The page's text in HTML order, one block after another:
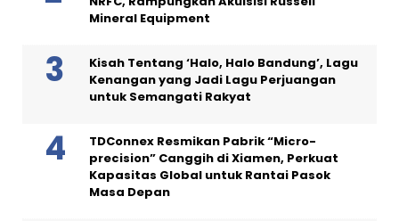
Mineral Equipment
Kisah Tentang ‘Halo, Halo Bandung’, Lagu
Kenangan yang Jadi Lagu Perjuangan
untuk Semangati Rakyat
TDConnex Resmikan Pabrik “Micro-
precision” Canggih di Xiamen, Perkuat
Kapasitas Global untuk Rantai Pasok
Masa Depan